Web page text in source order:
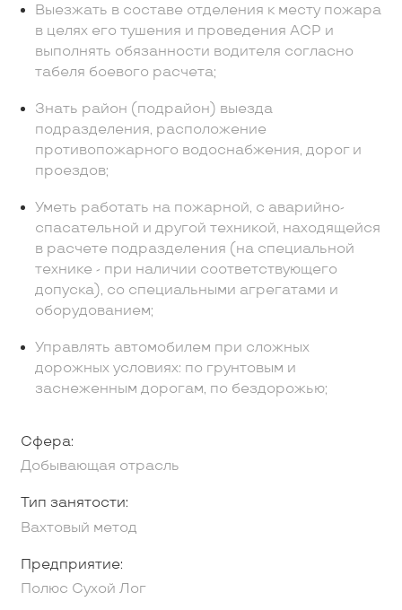
Выезжать в составе отделения к месту пожара
в целях его тушения и проведения АСР и
выполнять обязанности водителя согласно
табеля боевого расчета;
Знать район (подрайон) выезда
подразделения, расположение
противопожарного водоснабжения, дорог и
проездов;
Уметь работать на пожарной, с аварийно-
спасательной и другой техникой, находящейся
в расчете подразделения (на специальной
технике - при наличии соответствующего
допуска), со специальными агрегатами и
оборудованием;
Управлять автомобилем при сложных
дорожных условиях: по грунтовым и
заснеженным дорогам, по бездорожью;
Сфера:
Добывающая отрасль
Тип занятости:
Вахтовый метод
Предприятие:
Полюс Сухой Лог